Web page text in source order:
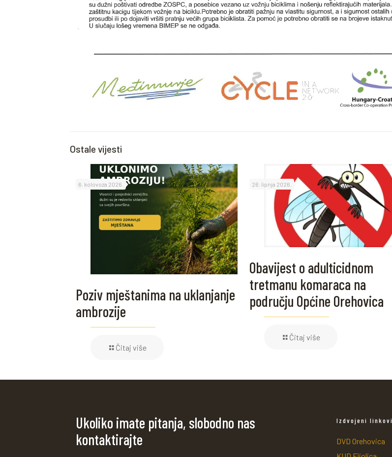
Ostale vijesti
6. kolovoza 2026.
Poziv mještanima na uklanjanje
ambrozije
Čitaj više
26. lipnja 2026.
Obavijest o adulticidnom
tretmanu komaraca na
području Općine Orehovica
Čitaj više
Ukoliko imate pitanja, slobodno nas
kontaktirajte
Izdvojeni linkovi
DVD Orehovica